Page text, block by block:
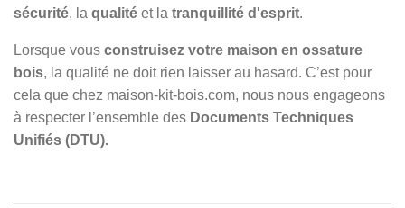
sécurité, la qualité et la tranquillité d'esprit.
Lorsque vous construisez votre maison en ossature
bois, la qualité ne doit rien laisser au hasard. C’est pour
cela que chez maison-kit-bois.com, nous nous engageons
à respecter l’ensemble des Documents Techniques
Unifiés (DTU).